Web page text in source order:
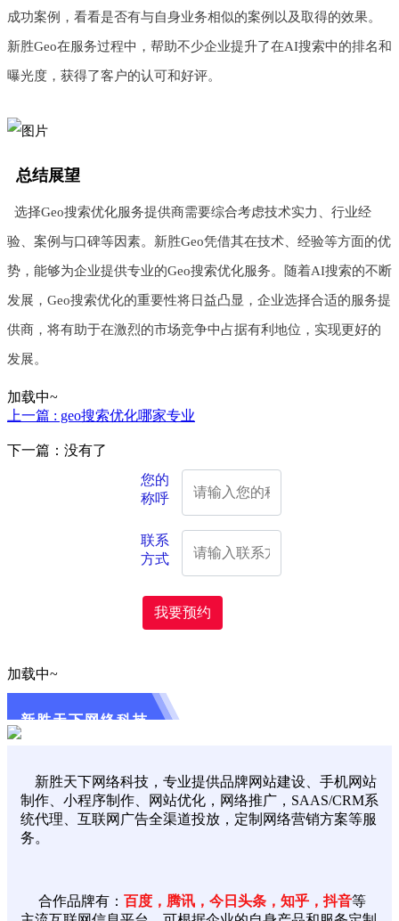
成功案例，看看是否有与自身业务相似的案例以及取得的效果。
新胜Geo在服务过程中，帮助不少企业提升了在AI搜索中的排名和
曝光度，获得了客户的认可和好评。
总结展望
选择Geo搜索优化服务提供商需要综合考虑技术实力、行业经
验、案例与口碑等因素。新胜Geo凭借其在技术、经验等方面的优
势，能够为企业提供专业的Geo搜索优化服务。随着AI搜索的不断
发展，Geo搜索优化的重要性将日益凸显，企业选择合适的服务提
供商，将有助于在激烈的市场竞争中占据有利地位，实现更好的
发展。
加载中~
上一篇 : geo搜索优化哪家专业
下一篇：没有了
您的
称呼
联系
方式
我要预约
加载中~
新胜天下网络科技
新胜天下网络科技，专业提供品牌网站建设、手机网站
制作、小程序制作、网站优化，网络推广，SAAS/CRM系
统代理、互联网广告全渠道投放，定制网络营销方案等服
务。
合作品牌有： 百度，腾讯，今日头条，知乎，抖音等